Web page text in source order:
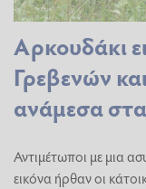
Αρκουδάκι
Γρεβενών
ανάμεσα
Αντιμέτωποι με μια
εικόνα ήρθαν οι